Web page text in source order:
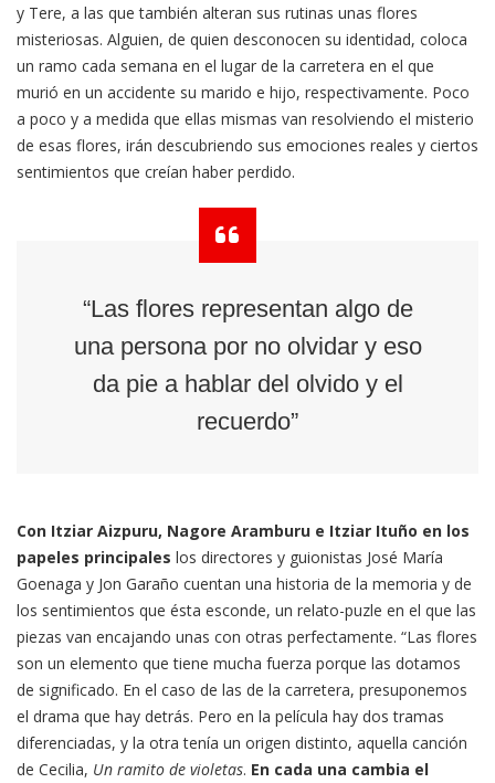
y Tere, a las que también alteran sus rutinas unas flores
misteriosas. Alguien, de quien desconocen su identidad, coloca
un ramo cada semana en el lugar de la carretera en el que
murió en un accidente su marido e hijo, respectivamente. Poco
a poco y a medida que ellas mismas van resolviendo el misterio
de esas flores, irán descubriendo sus emociones reales y ciertos
sentimientos que creían haber perdido.
“Las flores representan algo de
una persona por no olvidar y eso
da pie a hablar del olvido y el
recuerdo”
Con Itziar Aizpuru, Nagore Aramburu e Itziar Ituño en los
papeles principales los directores y guionistas José María
Goenaga y Jon Garaño cuentan una historia de la memoria y de
los sentimientos que ésta esconde, un relato-puzle en el que las
piezas van encajando unas con otras perfectamente. “Las flores
son un elemento que tiene mucha fuerza porque las dotamos
de significado. En el caso de las de la carretera, presuponemos
el drama que hay detrás. Pero en la película hay dos tramas
diferenciadas, y la otra tenía un origen distinto, aquella canción
de Cecilia, Un ramito de violetas. En cada una cambia el